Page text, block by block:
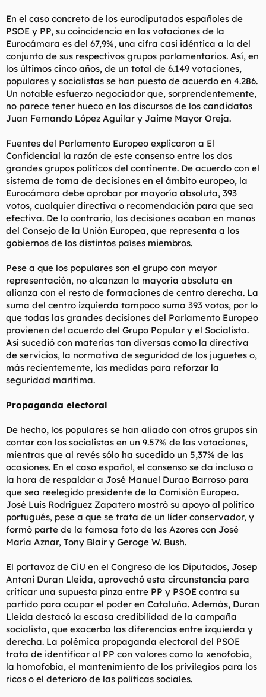
En el caso concreto de los eurodiputados españoles de
PSOE y PP, su coincidencia en las votaciones de la
Eurocámara es del 67,9%, una cifra casi idéntica a la del
conjunto de sus respectivos grupos parlamentarios. Así, en
los últimos cinco años, de un total de 6.149 votaciones,
populares y socialistas se han puesto de acuerdo en 4.286.
Un notable esfuerzo negociador que, sorprendentemente,
no parece tener hueco en los discursos de los candidatos
Juan Fernando López Aguilar y Jaime Mayor Oreja.
Fuentes del Parlamento Europeo explicaron a El
Confidencial la razón de este consenso entre los dos
grandes grupos políticos del continente. De acuerdo con el
sistema de toma de decisiones en el ámbito europeo, la
Eurocámara debe aprobar por mayoría absoluta, 393
votos, cualquier directiva o recomendación para que sea
efectiva. De lo contrario, las decisiones acaban en manos
del Consejo de la Unión Europea, que representa a los
gobiernos de los distintos países miembros.
Pese a que los populares son el grupo con mayor
representación, no alcanzan la mayoría absoluta en
alianza con el resto de formaciones de centro derecha. La
suma del centro izquierda tampoco suma 393 votos, por lo
que todas las grandes decisiones del Parlamento Europeo
provienen del acuerdo del Grupo Popular y el Socialista.
Así sucedió con materias tan diversas como la directiva
de servicios, la normativa de seguridad de los juguetes o,
más recientemente, las medidas para reforzar la
seguridad marítima.
Propaganda electoral
De hecho, los populares se han aliado con otros grupos sin
contar con los socialistas en un 9.57% de las votaciones,
mientras que al revés sólo ha sucedido un 5,37% de las
ocasiones. En el caso español, el consenso se da incluso a
la hora de respaldar a José Manuel Durao Barroso para
que sea reelegido presidente de la Comisión Europea.
José Luis Rodríguez Zapatero mostró su apoyo al político
portugués, pese a que se trata de un líder conservador, y
formó parte de la famosa foto de las Azores con José
María Aznar, Tony Blair y Geroge W. Bush.
El portavoz de CiU en el Congreso de los Diputados, Josep
Antoni Duran Lleida, aprovechó esta circunstancia para
criticar una supuesta pinza entre PP y PSOE contra su
partido para ocupar el poder en Cataluña. Además, Duran
Lleida destacó la escasa credibilidad de la campaña
socialista, que exacerba las diferencias entre izquierda y
derecha. La polémica propaganda electoral del PSOE
trata de identificar al PP con valores como la xenofobia,
la homofobia, el mantenimiento de los privilegios para los
ricos o el deterioro de las políticas sociales.